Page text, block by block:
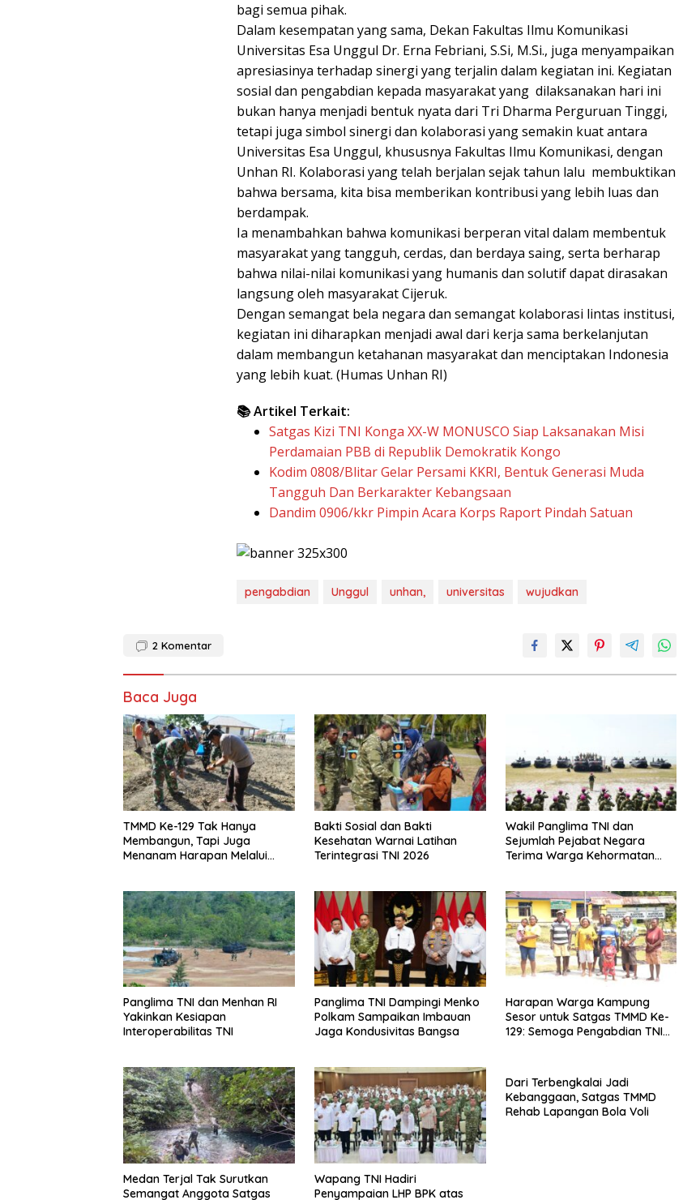
bagi semua pihak.
Dalam kesempatan yang sama, Dekan Fakultas Ilmu Komunikasi
Universitas Esa Unggul Dr. Erna Febriani, S.Si, M.Si., juga menyampaikan
apresiasinya terhadap sinergi yang terjalin dalam kegiatan ini. Kegiatan
sosial dan pengabdian kepada masyarakat yang dilaksanakan hari ini
bukan hanya menjadi bentuk nyata dari Tri Dharma Perguruan Tinggi,
tetapi juga simbol sinergi dan kolaborasi yang semakin kuat antara
Universitas Esa Unggul, khususnya Fakultas Ilmu Komunikasi, dengan
Unhan RI. Kolaborasi yang telah berjalan sejak tahun lalu membuktikan
bahwa bersama, kita bisa memberikan kontribusi yang lebih luas dan
berdampak.
Ia menambahkan bahwa komunikasi berperan vital dalam membentuk
masyarakat yang tangguh, cerdas, dan berdaya saing, serta berharap
bahwa nilai-nilai komunikasi yang humanis dan solutif dapat dirasakan
langsung oleh masyarakat Cijeruk.
Dengan semangat bela negara dan semangat kolaborasi lintas institusi,
kegiatan ini diharapkan menjadi awal dari kerja sama berkelanjutan
dalam membangun ketahanan masyarakat dan menciptakan Indonesia
yang lebih kuat. (Humas Unhan RI)
📚 Artikel Terkait:
Satgas Kizi TNI Konga XX-W MONUSCO Siap Laksanakan Misi
Perdamaian PBB di Republik Demokratik Kongo
Kodim 0808/Blitar Gelar Persami KKRI, Bentuk Generasi Muda
Tangguh Dan Berkarakter Kebangsaan
Dandim 0906/kkr Pimpin Acara Korps Raport Pindah Satuan
pengabdian Unggul unhan, universitas wujudkan
2 Komentar
Baca Juga
TMMD Ke-129 Tak Hanya
Membangun, Tapi Juga
Menanam Harapan Melalui
Bakti Sosial dan Bakti
Kesehatan Warnai Latihan
Terintegrasi TNI 2026
Wakil Panglima TNI dan
Sejumlah Pejabat Negara
Terima Warga Kehormatan
Panglima TNI dan Menhan RI
Yakinkan Kesiapan
Interoperabilitas TNI
Panglima TNI Dampingi Menko
Polkam Sampaikan Imbauan
Jaga Kondusivitas Bangsa
Harapan Warga Kampung
Sesor untuk Satgas TMMD Ke-
129: Semoga Pengabdian TNI
Medan Terjal Tak Surutkan
Semangat Anggota Satgas
Wapang TNI Hadiri
Penyampaian LHP BPK atas
Dari Terbengkalai Jadi
Kebanggaan, Satgas TMMD
Rehab Lapangan Bola Voli